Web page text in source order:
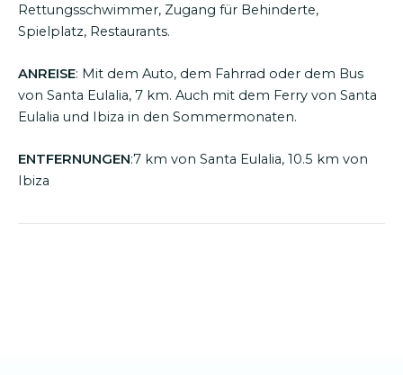
Rettungsschwimmer, Zugang für Behinderte,
Spielplatz, Restaurants.
ANREISE: Mit dem Auto, dem Fahrrad oder dem Bus
von Santa Eulalia, 7 km. Auch mit dem Ferry von Santa
Eulalia und Ibiza in den Sommermonaten.
ENTFERNUNGEN:7 km von Santa Eulalia, 10.5 km von
Ibiza